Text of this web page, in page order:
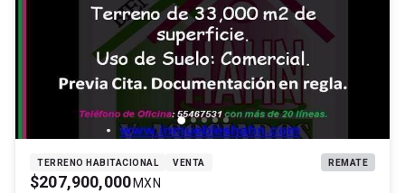
TERRENO HABITACIONAL VENTA REMATE
$207,900,000 MXN